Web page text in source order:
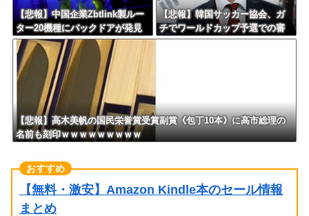
【悲報】中国企業Zbtlink製ルー
ター20機種にバックドアが発見
されるｗｗｗｗｗｗｗｗｗ
【悲報】韓国サッカー協会、ガ
チでワールドカップ予選での審
判への性接待がバレ大炎上大騒
【悲報】高木美帆の国民栄誉賞受賞副賞《包丁10本》に高市総理の
名前も刻印ｗｗｗｗｗｗｗｗｗ
【無料・激安】Amazon Kindle本のセール情報
まとめ